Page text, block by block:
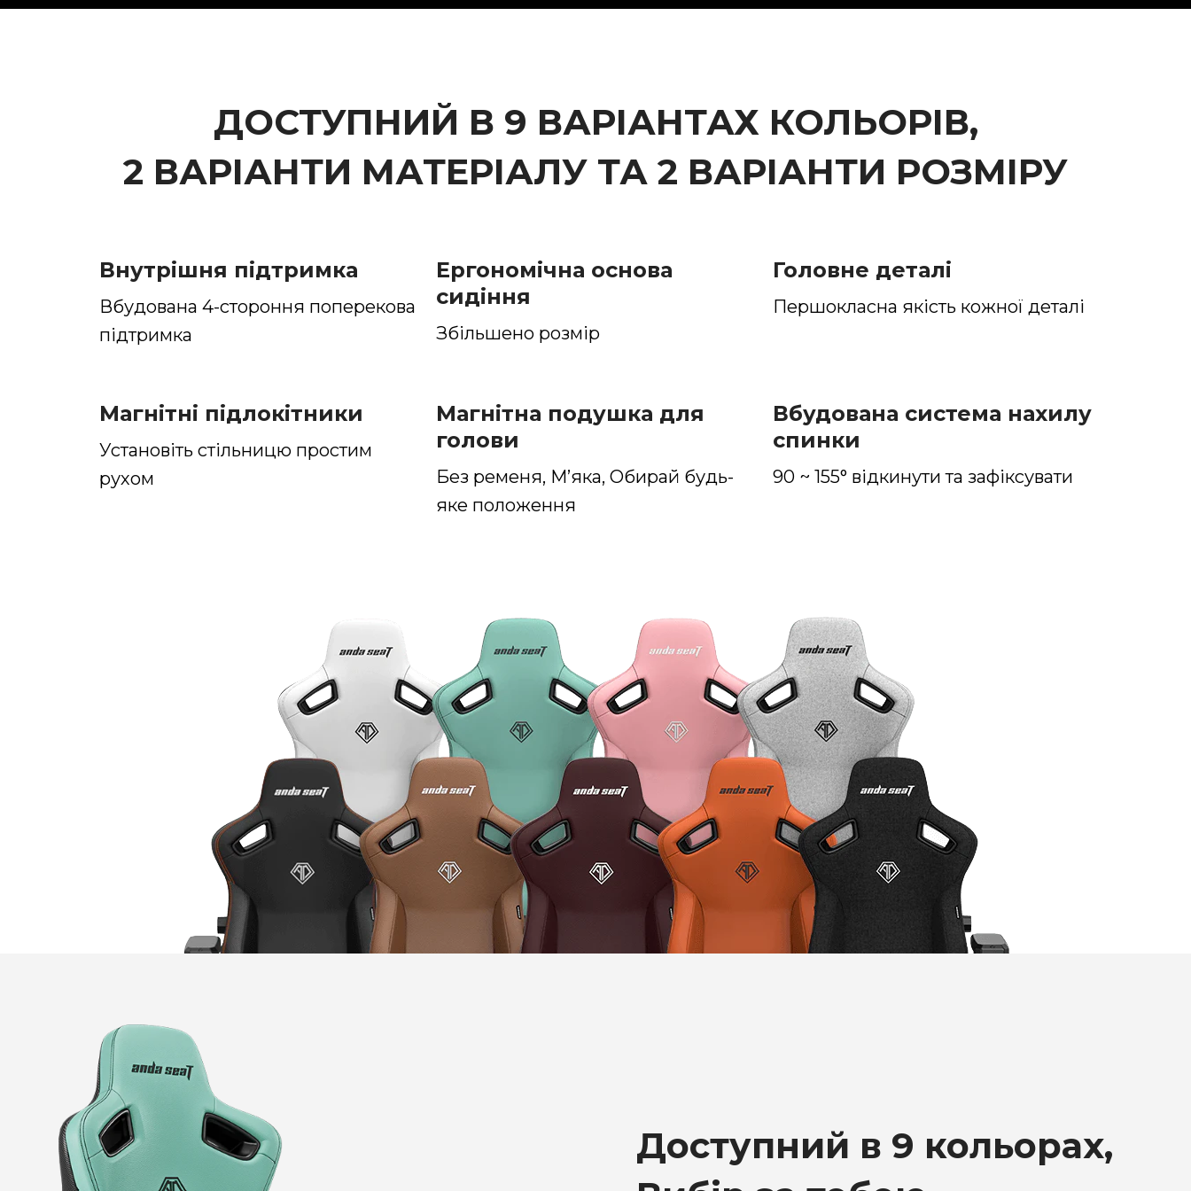
ДОСТУПНИЙ В 9 ВАРІАНТАХ КОЛЬОРІВ,
2 ВАРІАНТИ МАТЕРІАЛУ ТА 2 ВАРІАНТИ РОЗМІРУ
Внутрішня підтримка
Вбудована 4-стороння поперекова
підтримка
Ергономічна основа
сидіння
Збільшено розмір
Головне деталі
Першокласна якість кожної деталі
Магнітні підлокітники
Установіть стільницю простим
рухом
Магнітна подушка для
голови
Без ременя, М’яка, Обирай будь-
яке положення
Вбудована система нахилу
спинки
90 ~ 155° відкинути та зафіксувати
Доступний в 9 кольорах,